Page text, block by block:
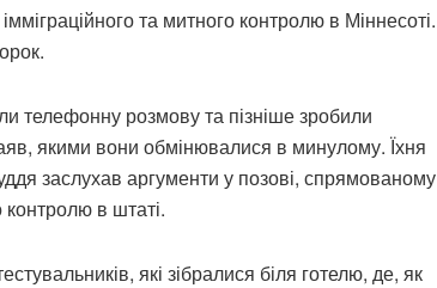
та митного контролю в Міннесоті.
телефонну розмову та пізніше зробили
якими вони обмінювалися в минулому. Їхня
заслухав аргументи у позові, спрямованому
в штаті.
які зібралися біля готелю, де, як